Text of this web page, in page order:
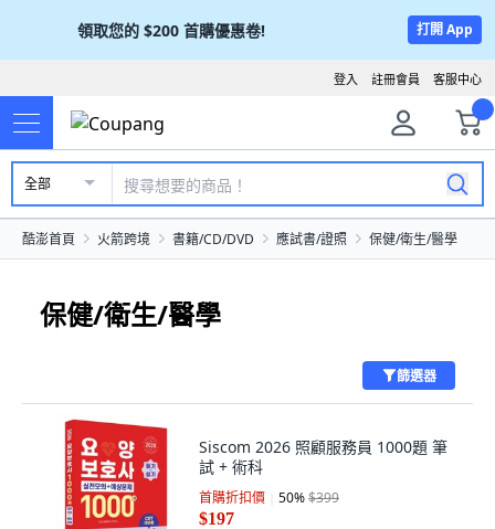
領取您的 $200 首購優惠卷! 打開 App
客服中心
註冊會員
登入
全部
酷澎首頁 火箭跨境 書籍/CD/DVD 應試書/證照 保健/衛生/醫學
保健/衛生/醫學
篩選器
Siscom 2026 照顧服務員 1000題 筆
試 + 術科
首購折扣價 50%$399
$197